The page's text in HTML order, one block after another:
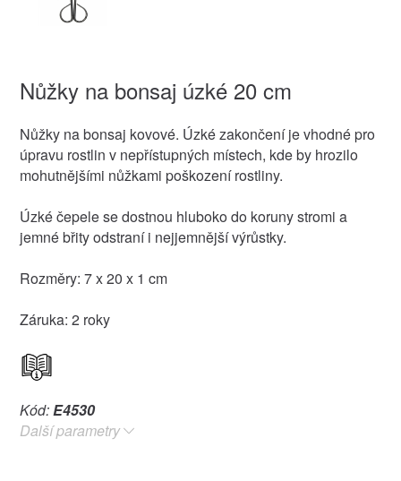
Nůžky na bonsaj úzké 20 cm
Nůžky na bonsaj kovové. Úzké zakončení je vhodné pro
úpravu rostlin v nepřístupných místech, kde by hrozilo
mohutnějšími nůžkami poškození rostliny.
Úzké čepele se dostnou hluboko do koruny stromi a
jemné břity odstraní i nejjemnější výrůstky.
Rozměry: 7 x 20 x 1 cm
Záruka: 2 roky
Kód:E4530
Další parametry